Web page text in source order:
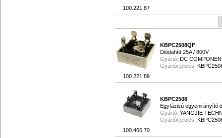
100.221.87
100.221.89
KBPC2508QF
Diódahíd 25A / 800V
Gyártó: DC
Gyártói jelölés:
100.466.70
KBPC2508
Egyfázisú egyenirányító
Gyártó: YANGJIE
Gyártói jelölés: